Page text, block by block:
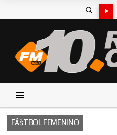
FÃšTBOL FEMENINO